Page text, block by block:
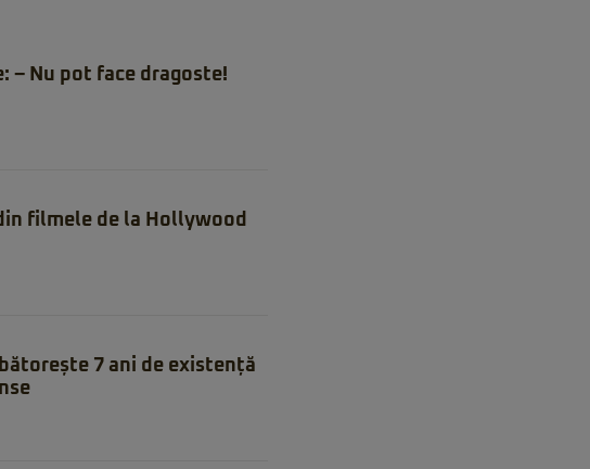
– Nu pot face dragoste!
filmele de la Hollywood
7 ani de existență